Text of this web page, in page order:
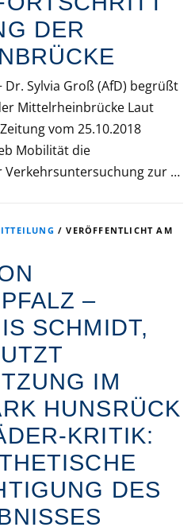
MI
Sylvia Groß (AfD) begrüßt
Mittelrheinbrücke Laut
vom 25.10.2018
Mobilität die
Verkehrsuntersuchung zur …
/VERÖFFENTLICHT AM
–
SCHMIDT,
IM
HUNSRÜCK
KRITIK:
DES